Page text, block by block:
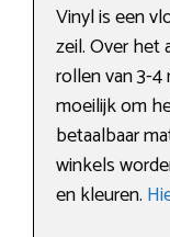
Vinyl is een
zeil. Over het
rollen van 3-
moeilijk om
betaalbaar
winkels
en kleuren.